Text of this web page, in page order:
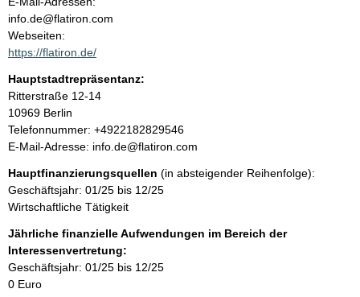
t
n
t
a
t
i
n
o
r
m
a
i
o
n
e
info.de@flatiron.com
Webseiten:
https://flatiron.de/
Hauptstadtrepräsentanz:
A
d
r
e
s
e
Ritterstraße 12-14
10969 Berlin
K
o
t
a
k
t
i
n
f
Telefonnummer: +4922182829546
E-Mail-Adresse: info.de@flatiron.com
Hauptfinanzierungsquellen (in absteigender Reihenfolge):
Geschäftsjahr: 01/25 bis 12/25
Wirtschaftliche Tätigkeit
Jährliche finanzielle Aufwendungen im Bereich der
Interessenvertretung:
Geschäftsjahr: 01/25 bis 12/25
0 Euro